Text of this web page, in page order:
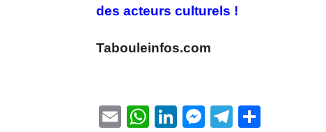
des acteurs culturels !
Tabouleinfos.com
EmailWhatsApp
LinkedIn
Messenger
Telegram